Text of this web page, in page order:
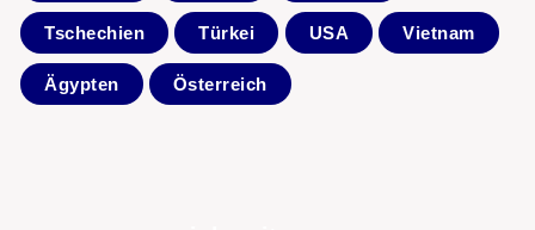
Tschechien Türkei USA Vietnam
Ägypten Österreich